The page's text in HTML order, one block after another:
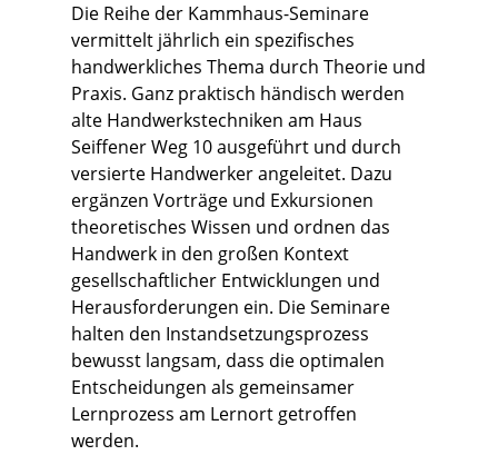
Die Reihe der Kammhaus-Seminare
vermittelt jährlich ein spezifisches
handwerkliches Thema durch Theorie und
Praxis. Ganz praktisch händisch werden
alte Handwerkstechniken am Haus
Seiffener Weg 10 ausgeführt und durch
versierte Handwerker angeleitet. Dazu
ergänzen Vorträge und Exkursionen
theoretisches Wissen und ordnen das
Handwerk in den großen Kontext
gesellschaftlicher Entwicklungen und
Herausforderungen ein. Die Seminare
halten den Instandsetzungsprozess
bewusst langsam, dass die optimalen
Entscheidungen als gemeinsamer
Lernprozess am Lernort getroffen
werden.